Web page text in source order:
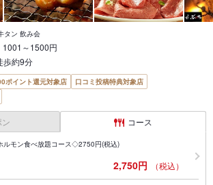
タン 飲み会
1001～1500円
歩約9分
ポイント還元対象店
口コミ投稿特典対象店
ン コース
ルモン食べ放題コース◇2750円(税込)
2,750円 （税込）